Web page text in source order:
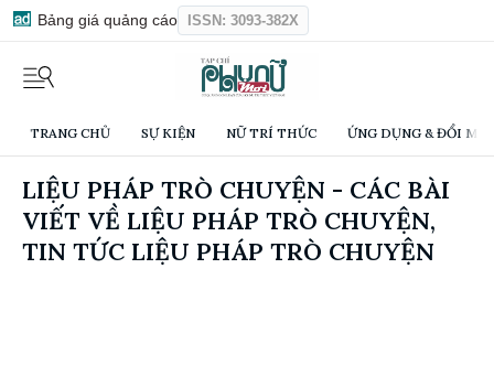
Bảng giá quảng cáo ISSN: 3093-382X
TRANG CHỦ SỰ KIỆN NỮ TRÍ THỨC ỨNG DỤNG & ĐỔI
LIỆU PHÁP TRÒ CHUYỆN - CÁC BÀI
VIẾT VỀ LIỆU PHÁP TRÒ CHUYỆN,
TIN TỨC LIỆU PHÁP TRÒ CHUYỆN